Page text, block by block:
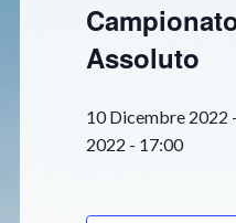
Assoluto
10 Dicembre 2022
2022 - 17:00